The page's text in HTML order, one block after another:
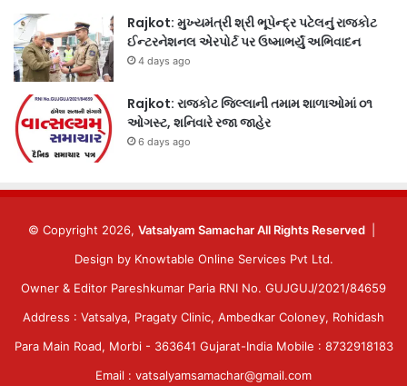
Rajkot: મુખ્યમંત્રી શ્રી ભૂપેન્દ્ર પટેલનું રાજકોટ
ઈન્ટરનેશનલ એરપોર્ટ પર ઉષ્માભર્યું અભિવાદન
4 days ago
Rajkot: રાજકોટ જિલ્લાની તમામ શાળાઓમાં ૦૧
ઓગસ્ટ, શનિવારે રજા જાહેર
6 days ago
© Copyright 2026, Vatsalyam Samachar All Rights Reserved
Design by Knowtable Online Services Pvt Ltd.
Owner & Editor Pareshkumar Paria RNI No. GUJGUJ/2021/84659
Address : Vatsalya, Pragaty Clinic, Ambedkar Coloney, Rohidash
Para Main Road, Morbi - 363641 Gujarat-India Mobile : 8732918183
Email : vatsalyamsamachar@gmail.com